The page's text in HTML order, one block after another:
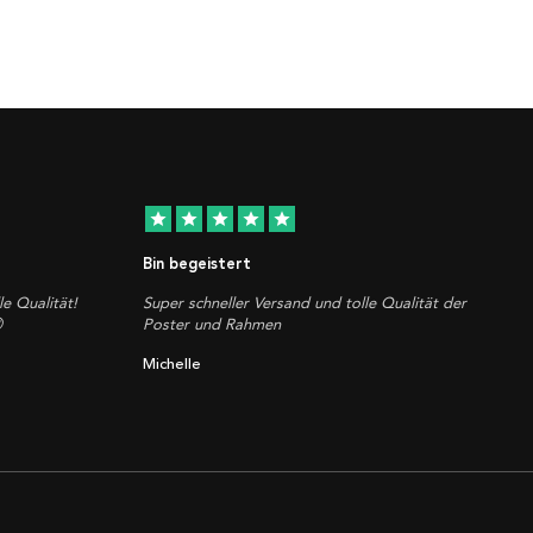
Qualität!
star star star star star
Bin begeistert
Super schneller Versand und tolle Qualität der
Poster und Rahmen
Michelle